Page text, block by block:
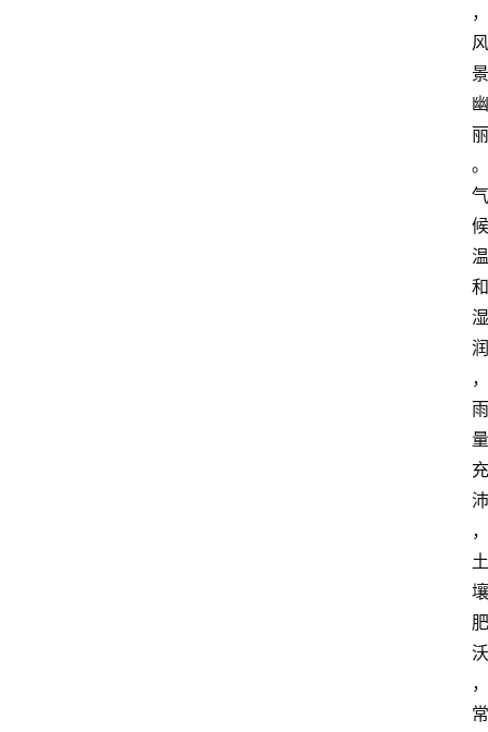
，
风
景
幽
丽
。
气
候
温
和
湿
润
，
雨
量
充
沛
，
土
壤
肥
沃
，
常